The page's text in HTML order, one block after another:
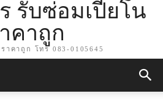
รับซ่อมเปียโน
คาถูก
าคาถูก โทร 083-0105645